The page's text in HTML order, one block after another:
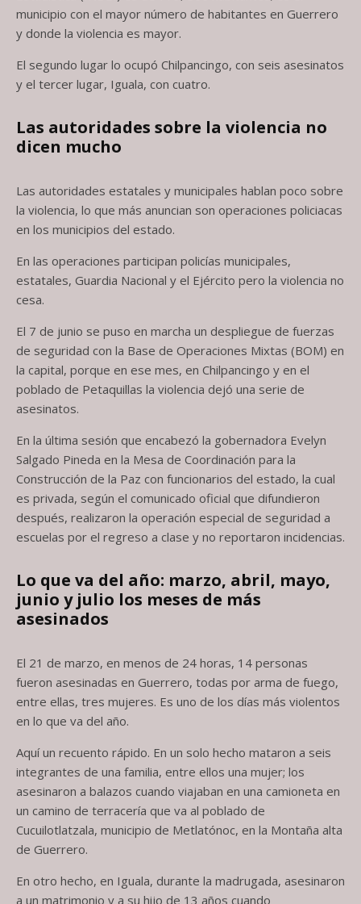
municipio con el mayor número de habitantes en Guerrero
y donde la violencia es mayor.
El segundo lugar lo ocupó Chilpancingo, con seis asesinatos
y el tercer lugar, Iguala, con cuatro.
Las autoridades sobre la violencia no
dicen mucho
Las autoridades estatales y municipales hablan poco sobre
la violencia, lo que más anuncian son operaciones policiacas
en los municipios del estado.
En las operaciones participan policías municipales,
estatales, Guardia Nacional y el Ejército pero la violencia no
cesa.
El 7 de junio se puso en marcha un despliegue de fuerzas
de seguridad con la Base de Operaciones Mixtas (BOM) en
la capital, porque en ese mes, en Chilpancingo y en el
poblado de Petaquillas la violencia dejó una serie de
asesinatos.
En la última sesión que encabezó la gobernadora Evelyn
Salgado Pineda en la Mesa de Coordinación para la
Construcción de la Paz con funcionarios del estado, la cual
es privada, según el comunicado oficial que difundieron
después, realizaron la operación especial de seguridad a
escuelas por el regreso a clase y no reportaron incidencias.
Lo que va del año: marzo, abril, mayo,
junio y julio los meses de más
asesinados
El 21 de marzo, en menos de 24 horas, 14 personas
fueron asesinadas en Guerrero, todas por arma de fuego,
entre ellas, tres mujeres. Es uno de los días más violentos
en lo que va del año.
Aquí un recuento rápido. En un solo hecho mataron a seis
integrantes de una familia, entre ellos una mujer; los
asesinaron a balazos cuando viajaban en una camioneta en
un camino de terracería que va al poblado de
Cucuilotlatzala, municipio de Metlatónoc, en la Montaña alta
de Guerrero.
En otro hecho, en Iguala, durante la madrugada, asesinaron
a un matrimonio y a su hijo de 13 años cuando